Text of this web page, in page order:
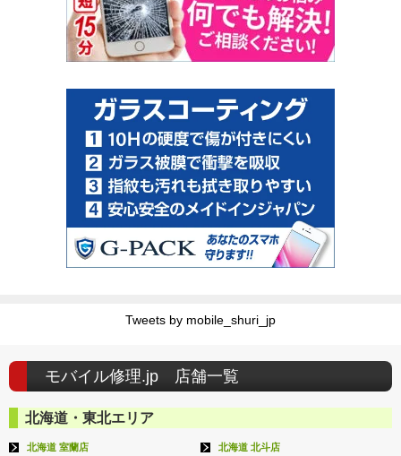
Tweets by mobile_shuri_jp
モバイル修理.jp 店舗一覧
北海道・東北エリア
北海道 室蘭店 北海道 北斗店